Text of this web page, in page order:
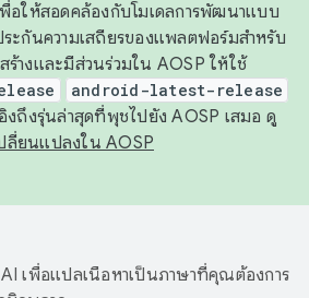
อให้สอดคล้องกับโมเดลการพัฒนาแบบ
ะกันความเสถียรของแพลตฟอร์มสำหรับ
ร้างและมีส่วนร่วมใน AOSP ให้ใช้
android-latest-release
งถึงรุ่นล่าสุดที่พุชไปยัง AOSP เสมอ ดู
ลี่ยนแปลงใน AOSP
เพื่อแปลเนื้อหาเป็นภาษาที่คุณต้องการ